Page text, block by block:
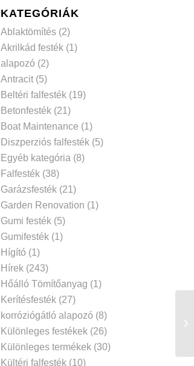
KATEGÓRIÁK
Ablaktömítés(2)
Akrilkád festék(1)
alapozó (2)
Antracit(5)
Beltéri falfesték(19)
Betonfesték(21)
Boat Maintenance (1)
Diszperziós falfesték(5)
Egyéb kategória (8)
Falfesték(38)
Garázsfesték(21)
Garden Renovation (1)
Gumi festék(5)
Gumifesték(1)
Hígító (1)
Hírek(243)
Hőálló Tömítőanyag (1)
Kerítésfesték(27)
korróziógátló alapozó (8)
Különleges festékek(26)
Különleges termékek(30)
Kültéri falfesték(10)